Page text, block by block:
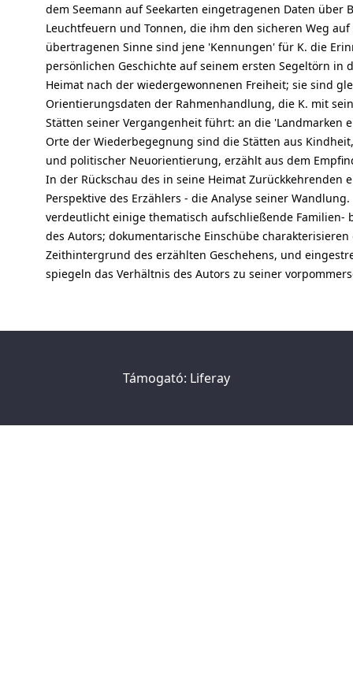
dem Seemann auf Seekarten eingetragenen Daten über
Leuchtfeuern und Tonnen, die ihm den sicheren Weg auf
übertragenen Sinne sind jene 'Kennungen' für K. die
persönlichen Geschichte auf seinem ersten Segeltörn in
Heimat nach der wiedergewonnenen Freiheit; sie sind
Orientierungsdaten der Rahmenhandlung, die K. mit
Stätten seiner Vergangenheit führt: an die 'Landmarken
Orte der Wiederbegegnung sind die Stätten aus
und politischer Neuorientierung, erzählt aus dem
In der Rückschau des in seine Heimat Zurückkehrenden
Perspektive des Erzählers - die Analyse seiner
verdeutlicht einige thematisch aufschließende Familien-
des Autors; dokumentarische Einschübe
Zeithintergrund des erzählten Geschehens, und
spiegeln das Verhältnis des Autors zu seiner
Támogató: Liferay